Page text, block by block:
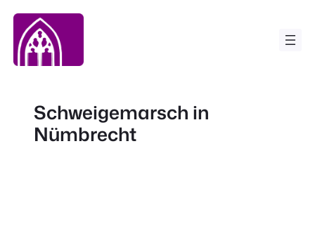
Zum
Inhalt
springen
Schweigemarsch in
Nümbrecht